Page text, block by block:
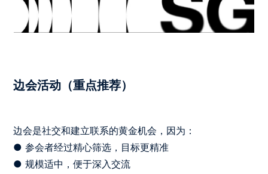
边会活动（重点推荐）
边会是社交和建立联系的黄金机会，因为：
● 参会者经过精心筛选，目标更精准
● 规模适中，便于深入交流